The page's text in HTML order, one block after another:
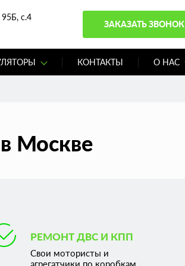
с.4
ЗАКАЗАТЬ ЗВОНОК
КОНТАКТЫ О НАС
Москве
РЕМОНТ ДВС И КПП
Свои мотористы и
агрегатчики по коробкам